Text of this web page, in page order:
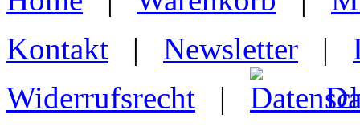
Kontakt | Newsletter |
Widerrufsrecht |